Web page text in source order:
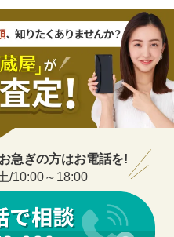
急ぎの方はお電話を!
/10:00～18:00